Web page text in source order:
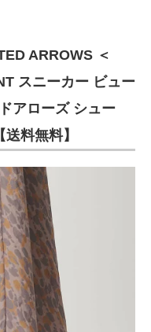
ARROWS ＜
スニーカー ビュー
アローズ シュー
料無料】